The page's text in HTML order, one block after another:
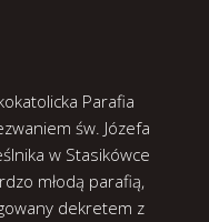
Parafia
św. Józefa
w Stasikówce
młodą parafią,
dekretem z